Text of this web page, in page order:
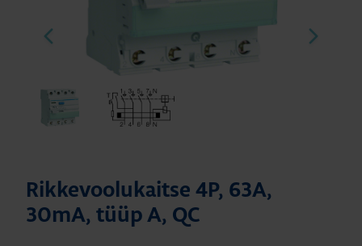
Rikkevoolukaitse 4P, 63A,
30mA, tüüp A, QC